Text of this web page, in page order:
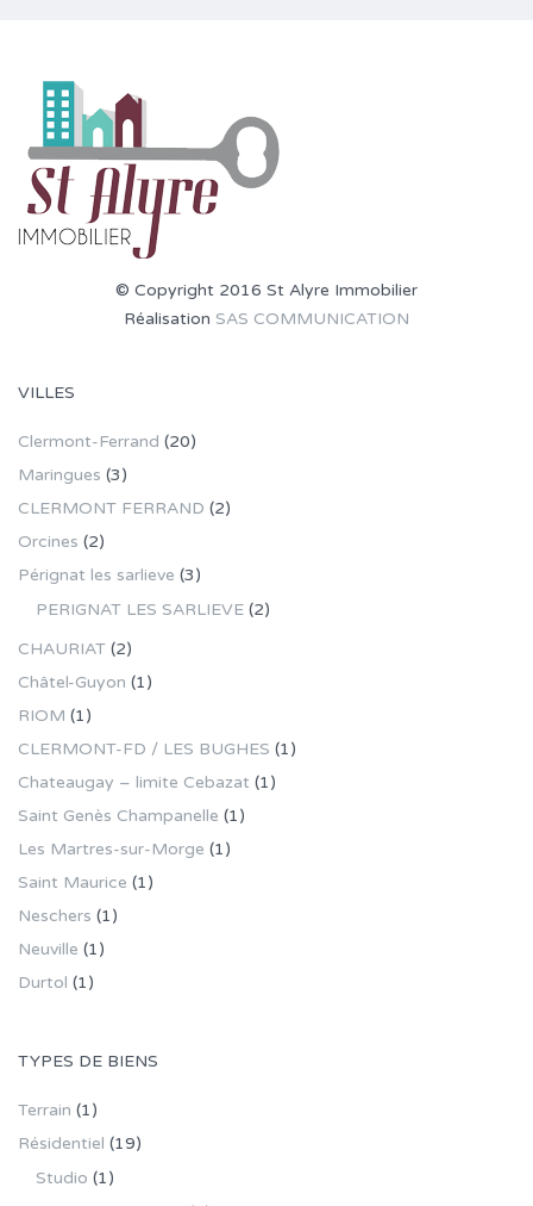
© Copyright 2016 St Alyre Immobilier
Réalisation SAS COMMUNICATION
VILLES
Clermont-Ferrand (20)
Maringues (3)
CLERMONT FERRAND (2)
Orcines (2)
Pérignat les sarlieve (3)
PERIGNAT LES SARLIEVE (2)
CHAURIAT (2)
Châtel-Guyon (1)
RIOM (1)
CLERMONT-FD / LES BUGHES (1)
Chateaugay – limite Cebazat (1)
Saint Genès Champanelle (1)
Les Martres-sur-Morge (1)
Saint Maurice (1)
Neschers (1)
Neuville (1)
Durtol (1)
TYPES DE BIENS
Terrain (1)
Résidentiel (19)
Studio (1)